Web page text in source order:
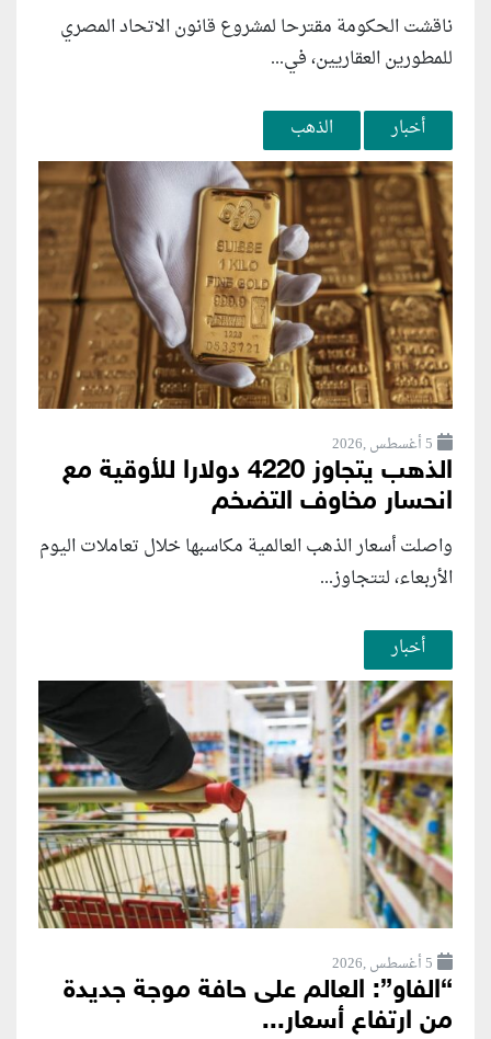
ناقشت الحكومة مقترحا لمشروع قانون الاتحاد المصري
للمطورين العقاريين، في...
أخبار الذهب
5 أغسطس ,2026
الذهب يتجاوز 4220 دولارا للأوقية مع
انحسار مخاوف التضخم
واصلت أسعار الذهب العالمية مكاسبها خلال تعاملات اليوم
الأربعاء، لتتجاوز...
أخبار
5 أغسطس ,2026
“الفاو”: العالم على حافة موجة جديدة
من ارتفاع أسعار...